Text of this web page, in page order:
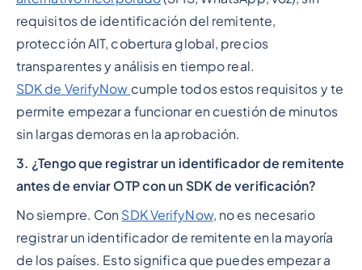
requisitos de identificación del remitente,
protección AIT, cobertura global, precios
transparentes y análisis en tiempo real.
SDK de VerifyNow cumple todos estos requisitos y te
permite empezar a funcionar en cuestión de minutos
sin largas demoras en la aprobación.
3. ¿Tengo que registrar un identificador de remitente
antes de enviar OTP con un SDK de verificación?
No siempre. Con SDK VerifyNow, no es necesario
registrar un identificador de remitente en la mayoría
de los países. Esto significa que puedes empezar a